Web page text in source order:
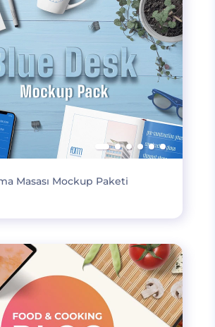
Masası Mockup Paketi